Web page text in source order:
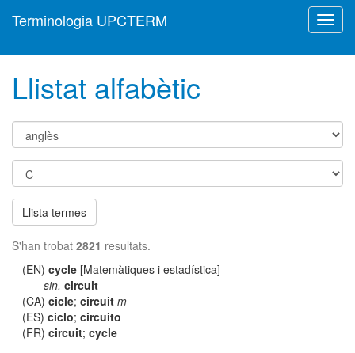
Terminologia UPCTERM
Llistat alfabètic
Llista termes
S'han trobat 2821 resultats.
(EN)cycle [Matemàtiques i estadística]
sin. circuit
(CA)cicle;circuit m
(ES)ciclo;circuito
(FR)circuit;cycle